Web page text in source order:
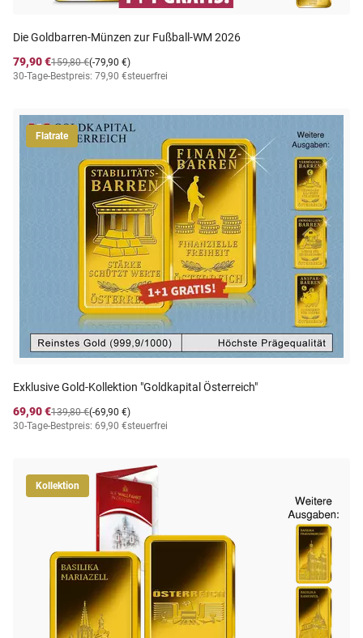
Die Goldbarren-Münzen zur Fußball-WM 2026
79,90 €
(-79,90 €)
159,80 €
30-Tage-Bestpreis: 79,90 €steuerfrei
Flatrate
Exklusive Gold-Kollektion "Goldkapital Österreich"
69,90 €
(-69,90 €)
139,80 €
30-Tage-Bestpreis: 69,90 €steuerfrei
Kollektion